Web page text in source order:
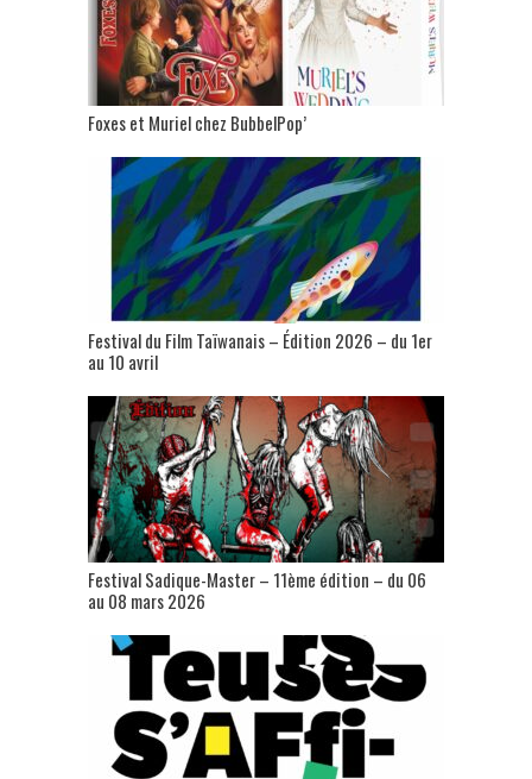
Foxes et Muriel chez BubbelPop’
Festival du Film Taïwanais – Édition 2026 – du 1er
au 10 avril
Festival Sadique-Master – 11ème édition – du 06
au 08 mars 2026